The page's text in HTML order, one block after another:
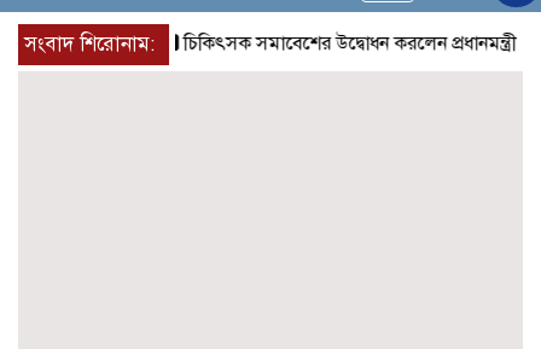
navigation
সংবাদ শিরোনাম:চিকিৎসক সমাবেশের উদ্বোধন করলেন প্রধানমন্ত্রী